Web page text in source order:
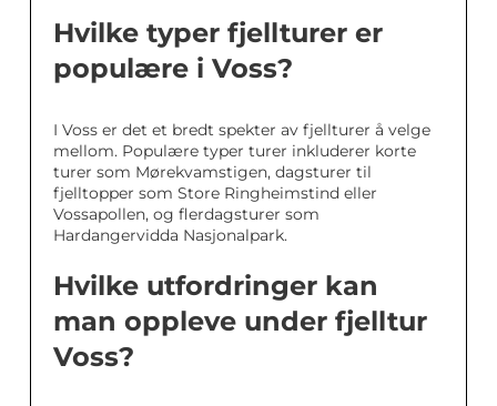
Hvilke typer fjellturer er
populære i Voss?
I Voss er det et bredt spekter av fjellturer å velge
mellom. Populære typer turer inkluderer korte
turer som Mørekvamstigen, dagsturer til
fjelltopper som Store Ringheimstind eller
Vossapollen, og flerdagsturer som
Hardangervidda Nasjonalpark.
Hvilke utfordringer kan
man oppleve under fjelltur
Voss?